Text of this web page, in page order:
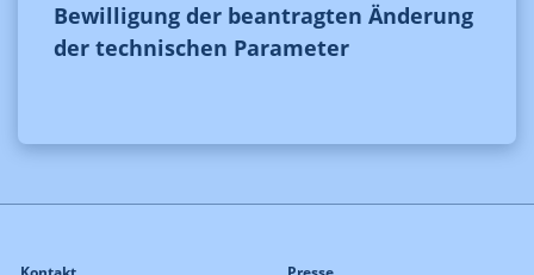
Bewilligung der beantragten Änderung
der technischen Parameter